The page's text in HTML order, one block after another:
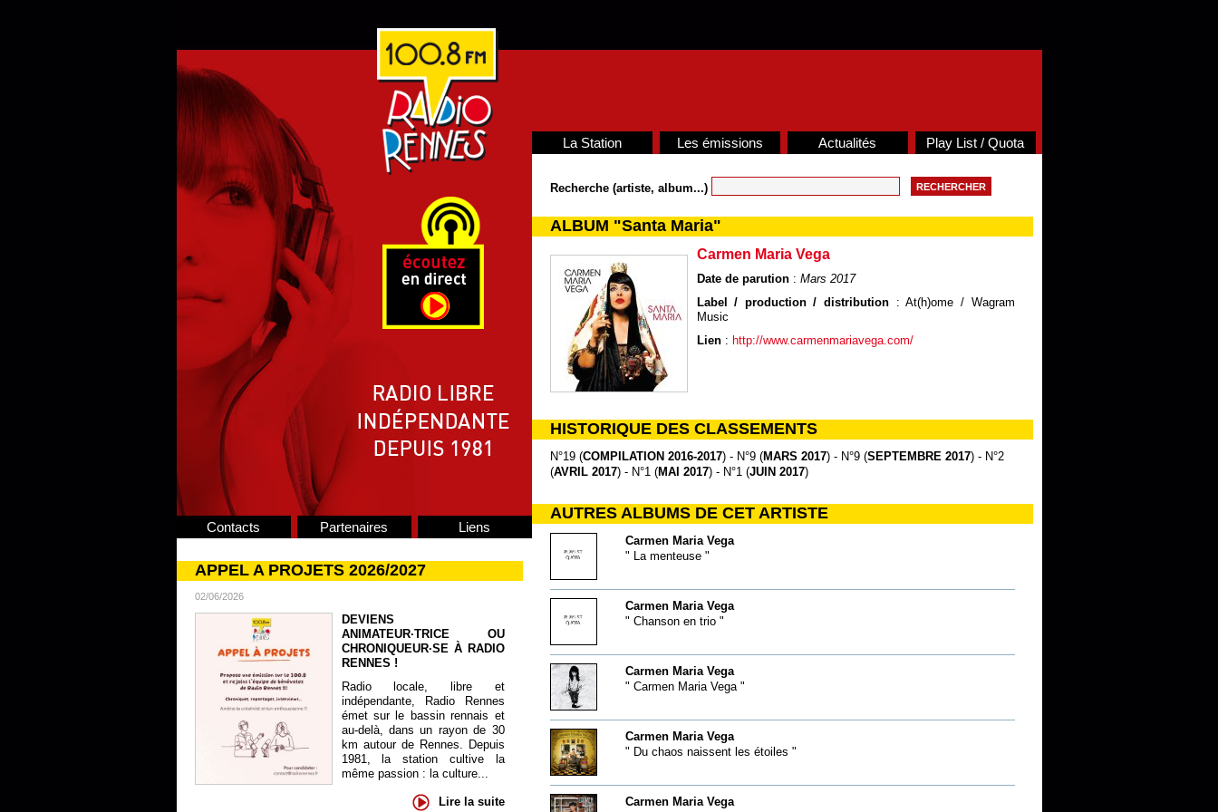
Contacts Partenaires Liens
APPEL A PROJETS 2026/2027
02/06/2026
DEVIENS
ANIMATEUR·TRICE OU
CHRONIQUEUR·SE À RADIO
RENNES !
Radio locale, libre et
indépendante, Radio Rennes
émet sur le bassin rennais et
au-delà, dans un rayon de 30
km autour de Rennes. Depuis
1981, la station cultive la
même passion : la culture...
Lire la suite
La Station Les émissions Actualités Play List / Quota
Recherche (artiste, album...)
ALBUM "Santa Maria"
Carmen Maria Vega
Date de parution: Mars 2017
Label / production / distribution : At(h)ome / Wagram
Music
Lien: http://www.carmenmariavega.com/
HISTORIQUE DES CLASSEMENTS
N°19 (COMPILATION 2016-2017) - N°9 (MARS 2017) - N°9 (SEPTEMBRE 2017) - N°2
(AVRIL 2017) - N°1 (MAI 2017) - N°1 (JUIN 2017)
AUTRES ALBUMS DE CET ARTISTE
Carmen Maria Vega
" La menteuse "
Carmen Maria Vega
" Chanson en trio "
Carmen Maria Vega
" Carmen Maria Vega "
Carmen Maria Vega
" Du chaos naissent les étoiles "
Carmen Maria Vega